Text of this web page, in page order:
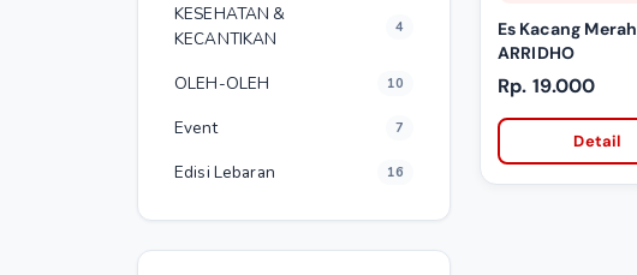
Es Kacang Merah
ARRIDHO
Rp. 19.000
Detail
KESEHATAN &
KECANTIKAN
4
OLEH-OLEH 10
Event 7
Edisi Lebaran 16